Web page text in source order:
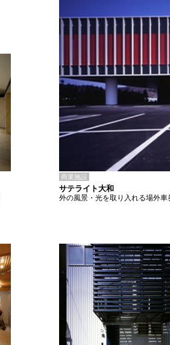
商業施設
サテライト大和
外の風景・光を取り入れる場外車